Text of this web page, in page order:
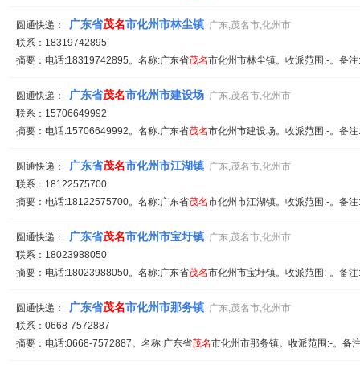
圆通快递： 广东省茂名市化州市林尘镇 广东,茂名市,化州市
联系：18319742895
摘要：电话:18319742895。名称:广东省茂名市化州市林尘镇。收派范围:-。备
圆通快递： 广东省茂名市化州市建设场 广东,茂名市,化州市
联系：15706649992
摘要：电话:15706649992。名称:广东省茂名市化州市建设场。收派范围:-。备
圆通快递： 广东省茂名市化州市江湖镇 广东,茂名市,化州市
联系：18122575700
摘要：电话:18122575700。名称:广东省茂名市化州市江湖镇。收派范围:-。备
圆通快递： 广东省茂名市化州市宝圩镇 广东,茂名市,化州市
联系：18023988050
摘要：电话:18023988050。名称:广东省茂名市化州市宝圩镇。收派范围:-。备
圆通快递： 广东省茂名市化州市那务镇 广东,茂名市,化州市
联系：0668-7572887
摘要：电话:0668-7572887。名称:广东省茂名市化州市那务镇。收派范围:-。备